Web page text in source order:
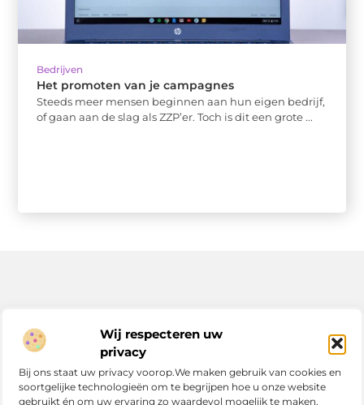
Wij respecteren uw
privacy
Bij ons staat uw privacy voorop.We maken gebruik van cookies en
soortgelijke technologieën om te begrijpen hoe u onze website
gebruikt én om uw ervaring zo waardevol mogelijk te maken.
Bedrijven
Het promoten van je campagnes
Steeds meer mensen beginnen aan hun eigen bedrijf,
of gaan aan de slag als ZZP’er. Toch is dit een grote ...
Onze informatie